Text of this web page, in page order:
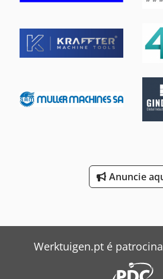
através de correia em V Mandril de
Anuncie
Werktuigen.pt é